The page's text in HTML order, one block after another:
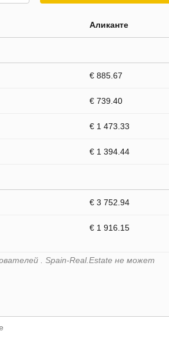
Аликанте
€ 885.67
€ 739.40
€ 1 473.33
€ 1 394.44
€ 3 752.94
€ 1 916.15
. Spain-Real.Estate не может